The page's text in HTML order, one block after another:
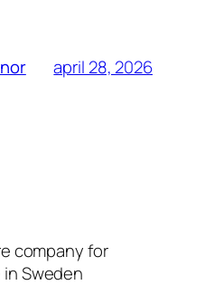
april 28, 2026
company for
Sweden